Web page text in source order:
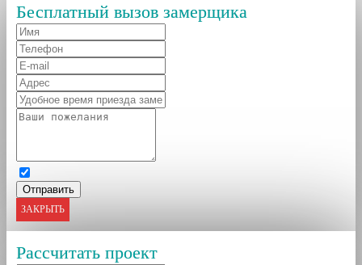
Бесплатный вызов замерщика
ЗАКРЫТЬ
Рассчитать проект